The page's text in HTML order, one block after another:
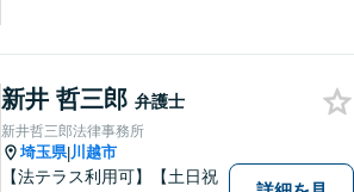
い。
新井 哲三郎 弁護士
新井哲三郎法律事務所
埼玉県|川越市
【法テラス利用可】【土日祝